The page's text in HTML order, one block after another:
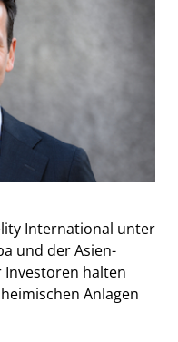
International unter
und der Asien-
Investoren halten
Anlagen